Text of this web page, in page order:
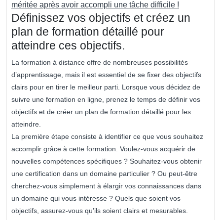
méritée après avoir accompli une tâche difficile !
Définissez vos objectifs et créez un
plan de formation détaillé pour
atteindre ces objectifs.
La formation à distance offre de nombreuses possibilités
d’apprentissage, mais il est essentiel de se fixer des objectifs
clairs pour en tirer le meilleur parti. Lorsque vous décidez de
suivre une formation en ligne, prenez le temps de définir vos
objectifs et de créer un plan de formation détaillé pour les
atteindre.
La première étape consiste à identifier ce que vous souhaitez
accomplir grâce à cette formation. Voulez-vous acquérir de
nouvelles compétences spécifiques ? Souhaitez-vous obtenir
une certification dans un domaine particulier ? Ou peut-être
cherchez-vous simplement à élargir vos connaissances dans
un domaine qui vous intéresse ? Quels que soient vos
objectifs, assurez-vous qu’ils soient clairs et mesurables.